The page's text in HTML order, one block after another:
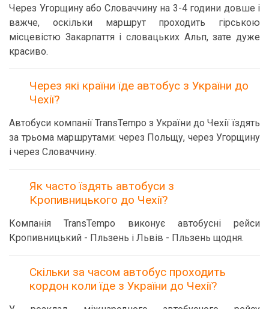
Через Угорщину або Словаччину на 3-4 години довше і
важче, оскільки маршрут проходить гірською
місцевістю Закарпаття і словацьких Альп, зате дуже
красиво.
Через які країни їде автобус з України до
Чехії?
Автобуси компанії TransTempo з України до Чехії їздять
за трьома маршрутами: через Польщу, через Угорщину
і через Словаччину.
Як часто їздять автобуси з
Кропивницького до Чехії?
Компанія TransTempo виконує автобусні рейси
Кропивницький - Пльзень і Львів - Пльзень щодня.
Скільки за часом автобус проходить
кордон коли їде з України до Чехії?